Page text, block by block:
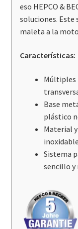
eso HEPCO &
soluciones.
maleta a la
Características:
Múltiples
Base
plástico
Material
Sistema
sencillo y